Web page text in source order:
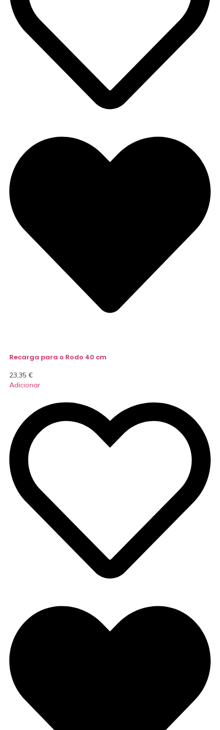
Recarga para o Rodo 40 cm
23,35 €
Adicionar